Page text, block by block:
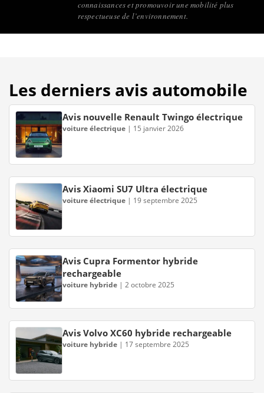
connaissances et promouvoir une mobilité plus
respectueuse de l’environnement.
Les derniers avis automobile
Avis nouvelle Renault Twingo électrique
voiture électrique | 15 janvier 2026
Avis Xiaomi SU7 Ultra électrique
voiture électrique | 19 septembre 2025
Avis Cupra Formentor hybride
rechargeable
voiture hybride | 2 octobre 2025
Avis Volvo XC60 hybride rechargeable
voiture hybride | 17 septembre 2025